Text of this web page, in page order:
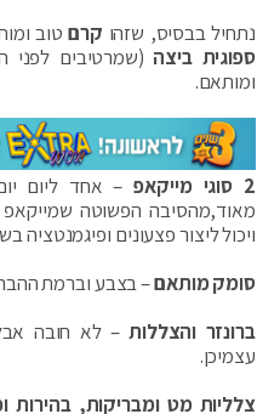
נתחיל בבסיס, שזהו קרם טוב
ספוגית ביצה (שמרטיבים לפני
ומותאם.
2 סוגי מייקאפ
– אחד ליום
מאוד,מהסיבה הפשוטה
ויכול ליצור פצעונים ופיגמנטציה
סומק מותאם– בצבע וברמת
ברונזר והצללות – לא חובה
עצמיכן.
צלליות מט ומבריקות, בהירות